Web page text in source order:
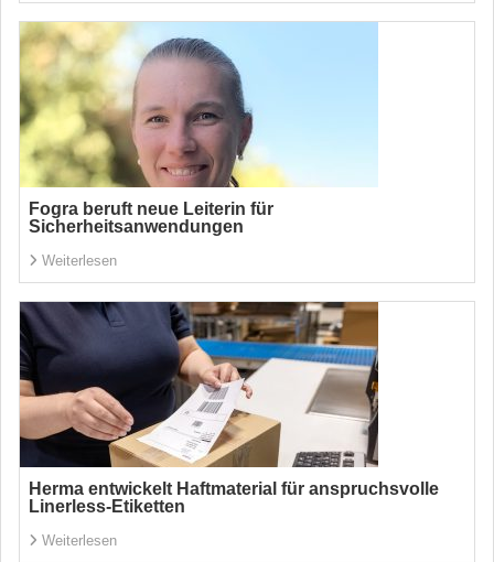
Fogra beruft neue Leiterin für
Sicherheitsanwendungen
Weiterlesen
Herma entwickelt Haftmaterial für anspruchsvolle
Linerless-Etiketten
Weiterlesen